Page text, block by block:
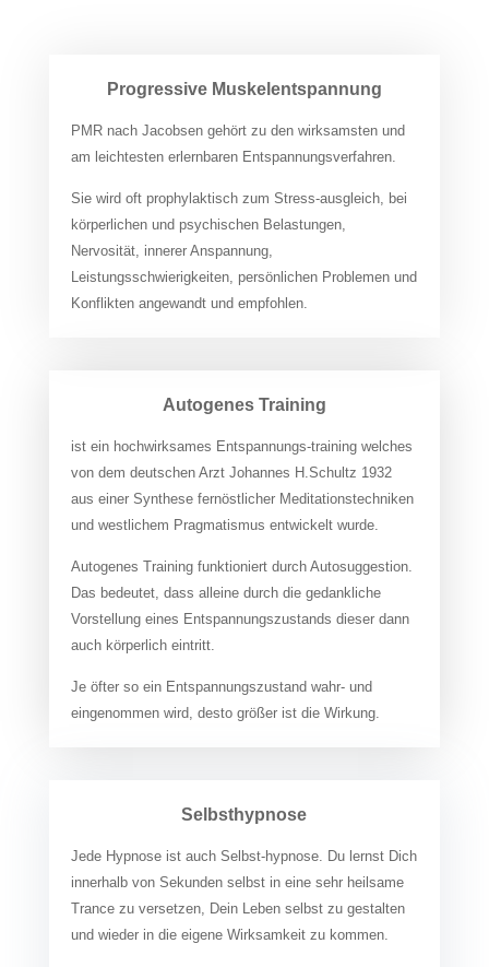
Progressive Muskelentspannung
PMR nach Jacobsen gehört zu den wirksamsten und
am leichtesten erlernbaren Entspannungsverfahren.
Sie wird oft prophylaktisch zum Stress-ausgleich, bei
körperlichen und psychischen Belastungen,
Nervosität, innerer Anspannung,
Leistungsschwierigkeiten, persönlichen Problemen und
Konflikten angewandt und empfohlen.
Autogenes Training
ist ein hochwirksames Entspannungs-training welches
von dem deutschen Arzt Johannes H.Schultz 1932
aus einer Synthese fernöstlicher Meditationstechniken
und westlichem Pragmatismus entwickelt wurde.
Autogenes Training funktioniert durch Autosuggestion.
Das bedeutet, dass alleine durch die gedankliche
Vorstellung eines Entspannungszustands dieser dann
auch körperlich eintritt.
Je öfter so ein Entspannungszustand wahr- und
eingenommen wird, desto größer ist die Wirkung.
Selbsthypnose
Jede Hypnose ist auch Selbst-hypnose. Du lernst Dich
innerhalb von Sekunden selbst in eine sehr heilsame
Trance zu versetzen, Dein Leben selbst zu gestalten
und wieder in die eigene Wirksamkeit zu kommen.